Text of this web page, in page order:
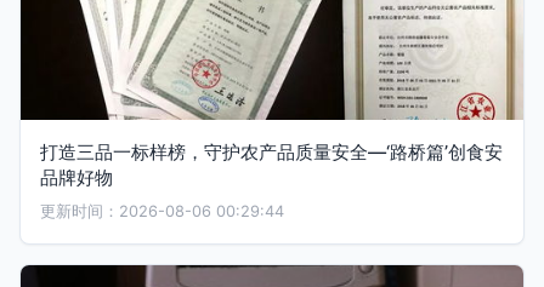
打造三品一标样榜，守护农产品质量安全—‘路桥篇’创食安
品牌好物
更新时间：2026-08-06 00:29:44